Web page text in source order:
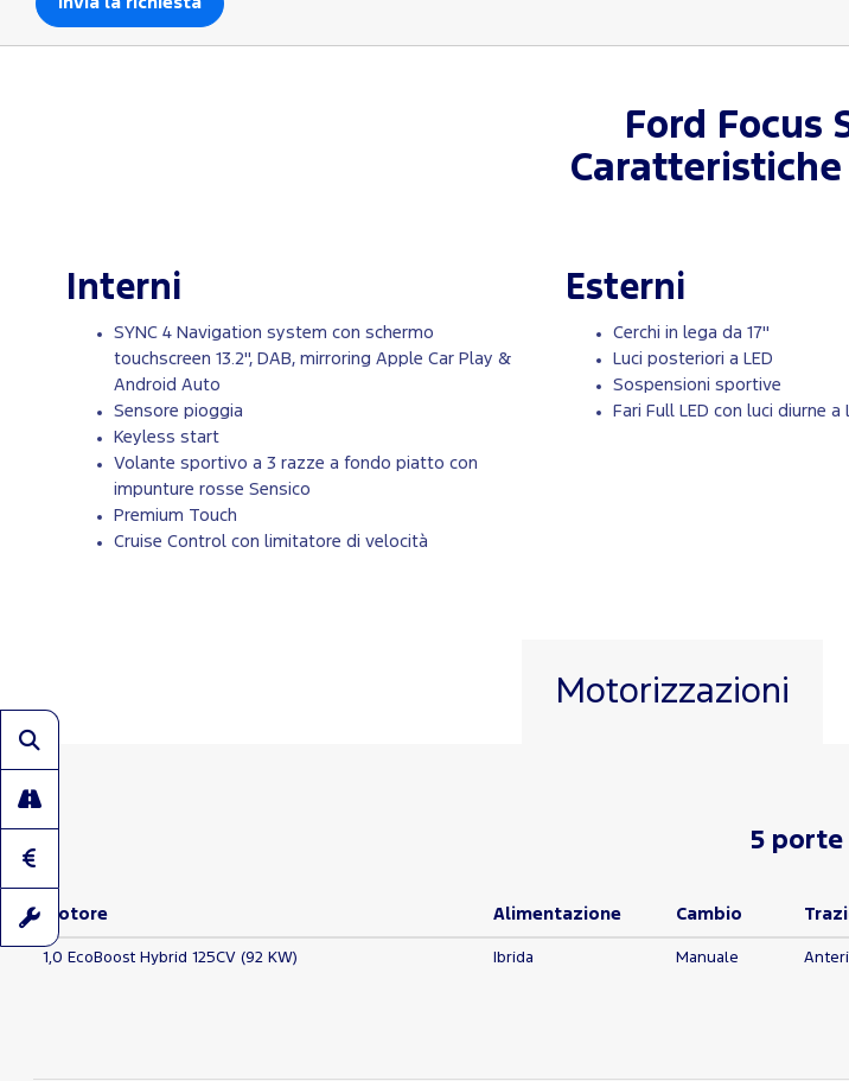
Ford
Focus
Interni
SYNC 4 Navigation system con schermo
touchscreen 13.2'', DAB, mirroring Apple Car Play &
Android Auto
Sensore pioggia
Keyless start
Volante sportivo a 3 razze a fondo piatto con
impunture rosse Sensico
Premium Touch
Cruise Control con limitatore di velocità
Esterni
Cerchi in lega da 17"
Luci posteriori a LED
Sospensioni sportive
Fari Full LED con luci diurne a
Motorizzazioni
5 porte
Motore Alimentazione Cambio
1,0 EcoBoost Hybrid 125CV (92 KW) Ibrida Manuale